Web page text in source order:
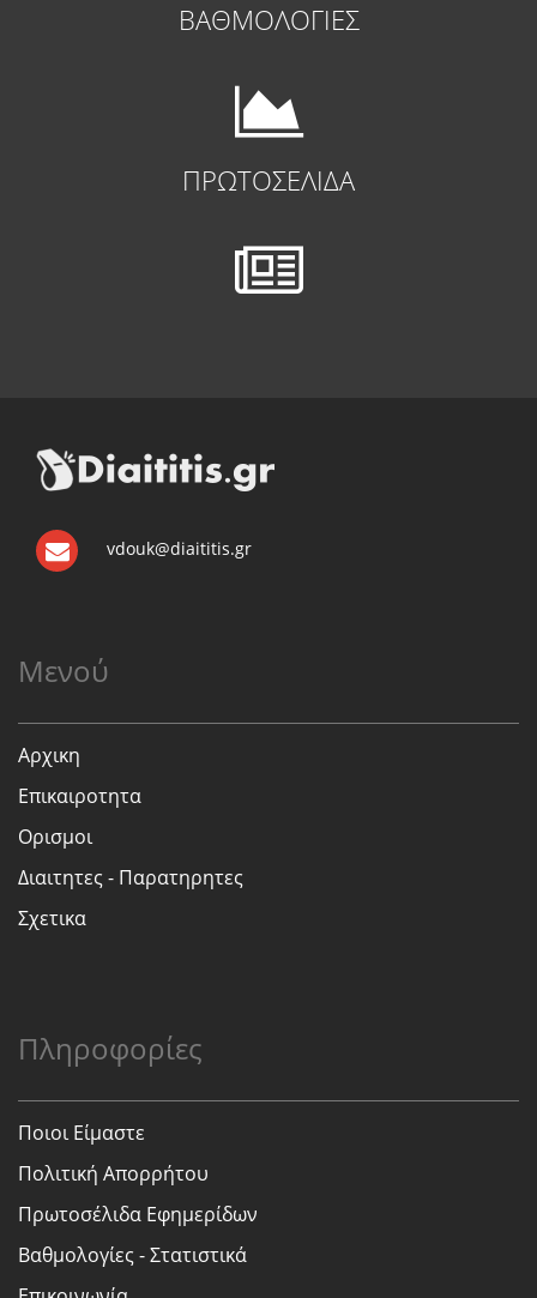
ΒΑΘΜΟΛΟΓΙΕΣ
ΠΡΩΤΟΣΕΛΙΔΑ
vdouk@diaititis.gr
Μενού
Αρχικη
Επικαιροτητα
Ορισμοι
Διαιτητες - Παρατηρητες
Σχετικα
Πληροφορίες
Ποιοι Είμαστε
Πολιτική Απορρήτου
Πρωτοσέλιδα Εφημερίδων
Βαθμολογίες - Στατιστικά